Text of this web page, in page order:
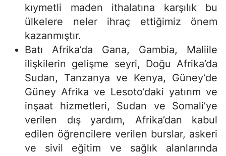
kıymetli maden ithalatına karşılık bu
ülkelere neler ihraç ettiğimiz önem
kazanmıştır.
Batı Afrika’da Gana, Gambia, Maliile
ilişkilerin gelişme seyri, Doğu Afrika’da
Sudan, Tanzanya ve Kenya, Güney’de
Güney Afrika ve Lesoto’daki yatırım ve
inşaat hizmetleri, Sudan ve Somali’ye
verilen dış yardım, Afrika’dan kabul
edilen öğrencilere verilen burslar, askeri
ve sivil eğitim ve sağlık alanlarında